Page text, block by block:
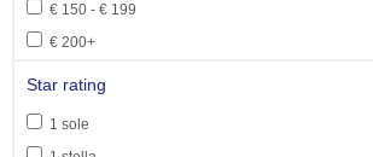
€ 150 - € 199
€ 200+
Star rating
1 sole